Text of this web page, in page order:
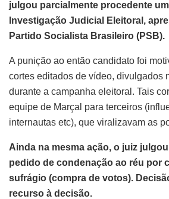
julgou parcialmente procedente
Investigação Judicial Eleitoral,
Partido Socialista Brasileiro (PSB).
A punição ao então candidato foi
cortes editados de vídeo, divulgados
durante a campanha eleitoral. Tais
equipe de Marçal para terceiros
internautas etc), que viralizavam as
Ainda na mesma ação, o juiz
pedido de condenação ao réu por
sufrágio (compra de votos).
recurso à decisão.